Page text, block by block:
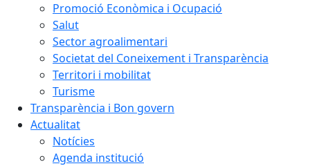
Promoció Econòmica i Ocupació
Salut
Sector agroalimentari
Societat del Coneixement i Transparència
Territori i mobilitat
Turisme
Transparència i Bon govern
Actualitat
Notícies
Agenda institució